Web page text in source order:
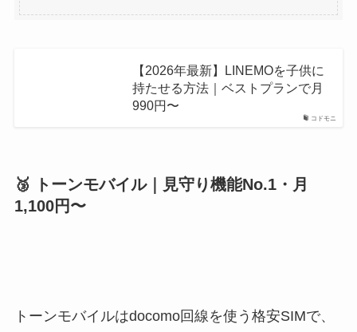
コドモニ
【2026年最新】LINEMOを子供に
持たせる方法｜ベストプランで月
990円〜
🥉 トーンモバイル｜見守り機能No.1・月
1,100円〜
トーンモバイルはdocomo回線を使う格安SIMで、